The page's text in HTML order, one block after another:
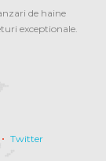
de haine
exceptionale.
Twitter